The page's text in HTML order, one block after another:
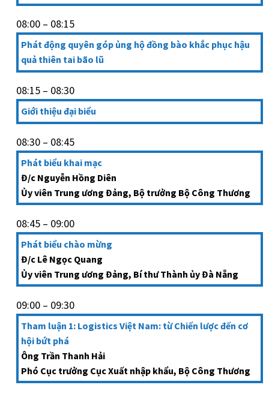
08:00 – 08:15
Phát động quyên góp ủng hộ đồng bào khắc phục hậu
quả thiên tai bão lũ
08:15 – 08:30
Giới thiệu đại biểu
08:30 – 08:45
Phát biểu khai mạc
Đ/c Nguyễn Hồng Diên
Ủy viên Trung ương Đảng, Bộ trưởng Bộ Công Thương
08:45 – 09:00
Phát biểu chào mừng
Đ/c Lê Ngọc Quang
Ủy viên Trung ương Đảng, Bí thư Thành ủy Đà Nẵng
09:00 – 09:30
Tham luận 1: Logistics Việt Nam: từ Chiến lược đến cơ
hội bứt phá
Ông Trần Thanh Hải
Phó Cục trưởng Cục Xuất nhập khẩu, Bộ Công Thương